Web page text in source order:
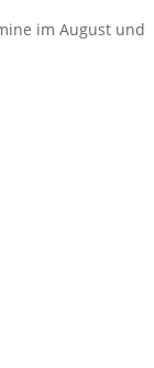
im August und